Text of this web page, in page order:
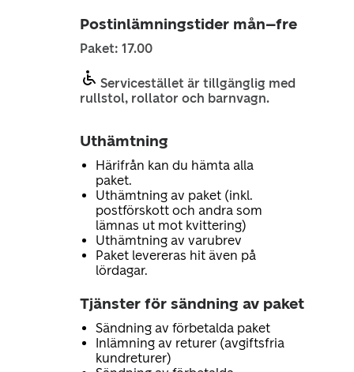
Postinlämningstider mån–fre
Paket: 17.00
Servicestället är tillgänglig med
rullstol, rollator och barnvagn.
Uthämtning
Härifrån kan du hämta alla
paket.
Uthämtning av paket (inkl.
postförskott och andra som
lämnas ut mot kvittering)
Uthämtning av varubrev
Paket levereras hit även på
lördagar.
Tjänster för sändning av paket
Sändning av förbetalda paket
Inlämning av returer (avgiftsfria
kundreturer)